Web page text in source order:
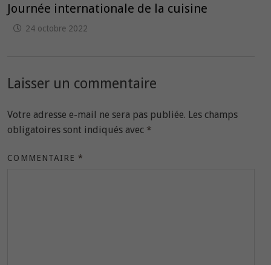
Journée internationale de la cuisine
24 octobre 2022
Laisser un commentaire
Votre adresse e-mail ne sera pas publiée. Les champs
obligatoires sont indiqués avec *
COMMENTAIRE*